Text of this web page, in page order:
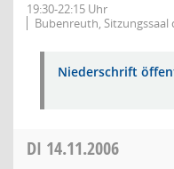
19:30-22:15 Uhr
Bubenreuth, Sitzungssaal
Niederschrift
DI 14.11.2006